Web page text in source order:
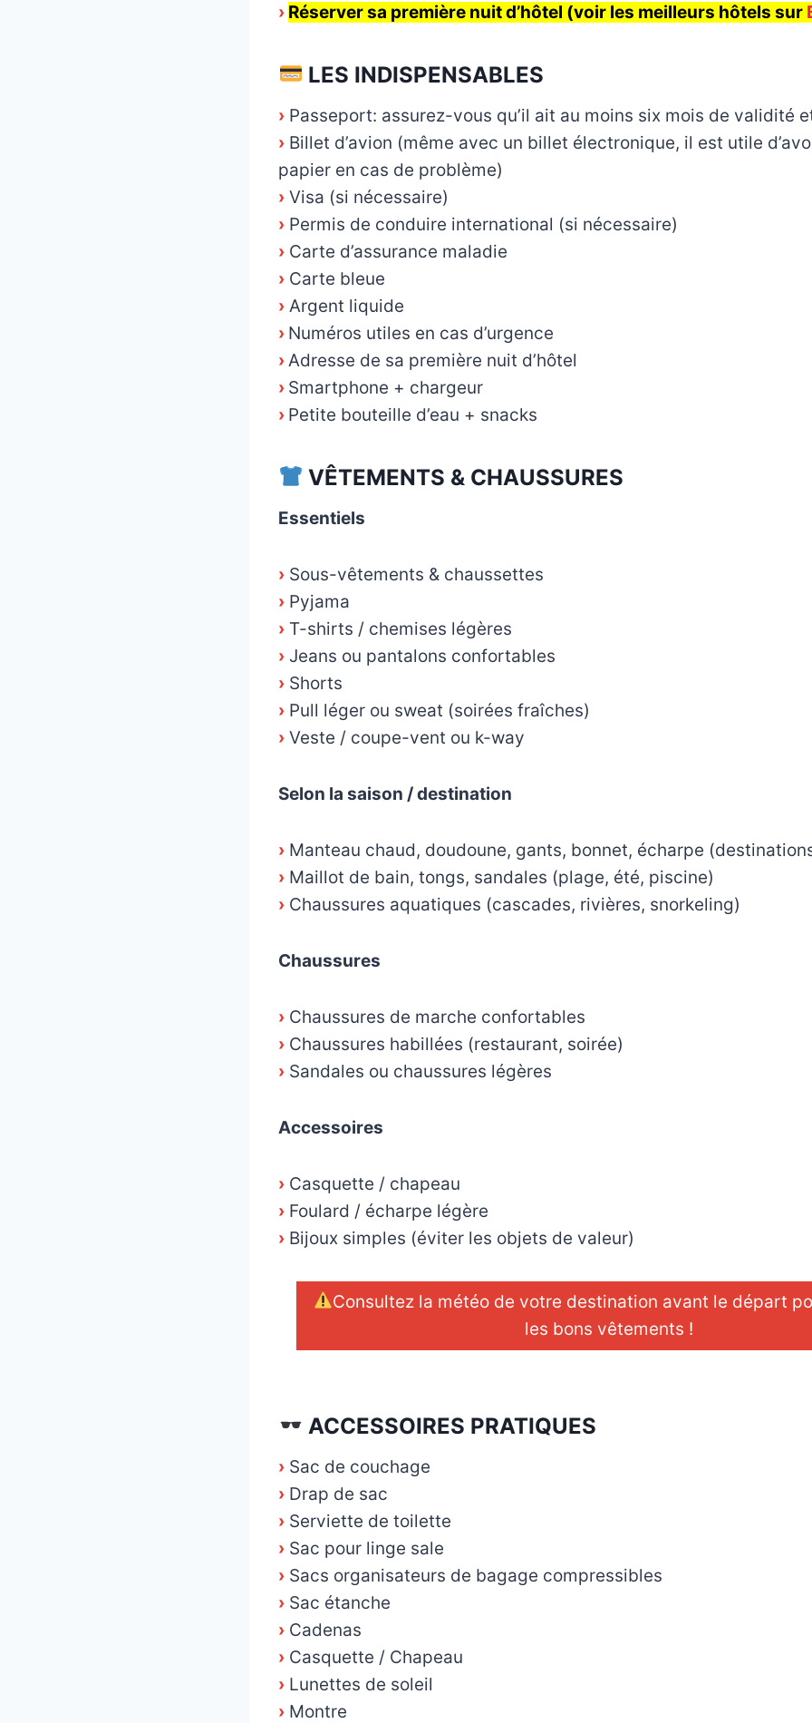
› Réserver sa première nuit d’hôtel (voir les meilleurs hôtels sur
LES INDISPENSABLES
› Passeport: assurez-vous qu’il ait au moins six mois de validité
› Billet d’avion (même avec un billet électronique, il est utile
papier en cas de problème)
› Visa (si nécessaire)
› Permis de conduire international (si nécessaire)
› Carte d’assurance maladie
› Carte bleue
› Argent liquide
› Numéros utiles en cas d’urgence
› Adresse de sa première nuit d’hôtel
› Smartphone + chargeur
› Petite bouteille d’eau + snacks
VÊTEMENTS & CHAUSSURES
Essentiels
› Sous-vêtements & chaussettes
› Pyjama
› T-shirts / chemises légères
› Jeans ou pantalons confortables
› Shorts
› Pull léger ou sweat (soirées fraîches)
› Veste / coupe-vent ou k-way
Selon la saison / destination
› Manteau chaud, doudoune, gants, bonnet, écharpe
› Maillot de bain, tongs, sandales (plage, été, piscine)
› Chaussures aquatiques (cascades, rivières, snorkeling)
Chaussures
› Chaussures de marche confortables
› Chaussures habillées (restaurant, soirée)
› Sandales ou chaussures légères
Accessoires
› Casquette / chapeau
› Foulard / écharpe légère
› Bijoux simples (éviter les objets de valeur)
Consultez la météo de votre destination avant le départ
les bons vêtements !
ACCESSOIRES PRATIQUES
› Sac de couchage
› Drap de sac
› Serviette de toilette
› Sac pour linge sale
› Sacs organisateurs de bagage compressibles
› Sac étanche
› Cadenas
› Casquette / Chapeau
› Lunettes de soleil
› Montre